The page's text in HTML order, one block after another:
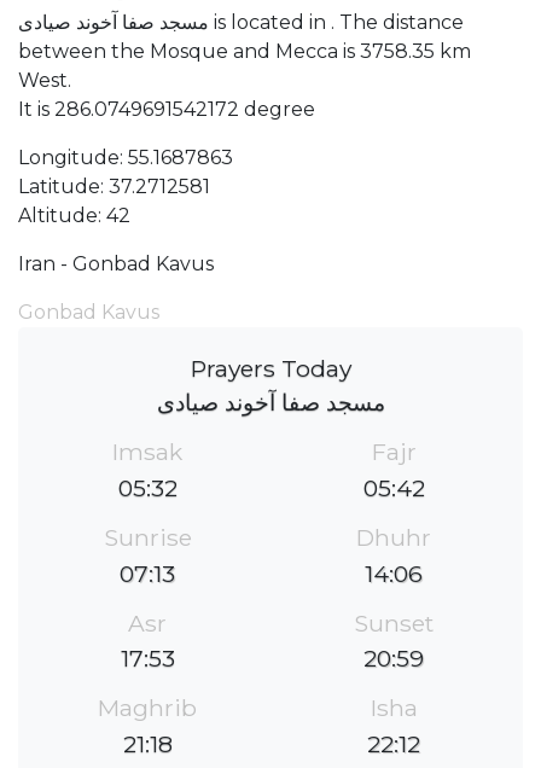
مسجد صفا آخوند صیادی is located in . The distance
between the Mosque and Mecca is 3758.35 km
West.
It is 286.0749691542172 degree
Longitude: 55.1687863
Latitude: 37.2712581
Altitude: 42
Iran - Gonbad Kavus
Gonbad Kavus
Prayers Today
مسجد صفا آخوند صیادی
Imsak
05:32
Fajr
05:42
Sunrise
07:13
Dhuhr
14:06
Asr
17:53
Sunset
20:59
Maghrib
21:18
Isha
22:12